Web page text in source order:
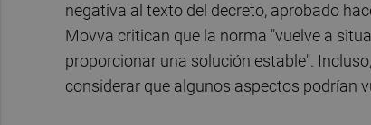
negativa al texto del decreto, aprobado
Movva critican que la norma "vuelve a
proporcionar una solución estable".
considerar que algunos aspectos podrían